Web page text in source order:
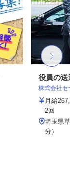
役員の送
株式会社
月給
2回
埼玉県
分）